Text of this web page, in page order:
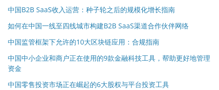
中国B2B SaaS收入运营：种子轮之后的规模化增长指南
如何在中国一线至四线城市构建B2B SaaS渠道合作伙伴网络
中国监管框架下允许的10大区块链应用：合规指南
中国中小企业和商户正在使用的9款金融科技工具，帮助更好地管理
资金
中国零售投资市场正在崛起的6大股权与平台投资工具